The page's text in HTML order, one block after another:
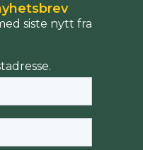
siste nytt fra